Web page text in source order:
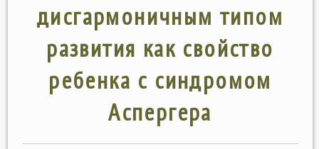
дисгармоничным типом
развития как свойство
ребенка с синдромом
Аспергера